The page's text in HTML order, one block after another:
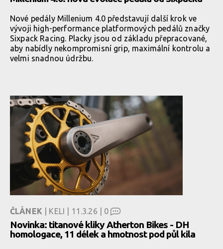
Nové pedály Millenium 4.0 představují další krok ve
vývoji high-performance platformových pedálů značky
Sixpack Racing. Placky jsou od základu přepracované,
aby nabídly nekompromisní grip, maximální kontrolu a
velmi snadnou údržbu.
ČLÁNEK | KELI | 11.3.26 | 0
Novinka: titanové kliky Atherton Bikes - DH
homologace, 11 délek a hmotnost pod půl kila